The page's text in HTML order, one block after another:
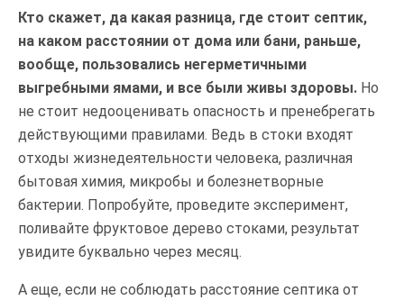
Кто скажет, да какая разница, где стоит септик,
на каком расстоянии от дома или бани, раньше,
вообще, пользовались негерметичными
выгребными ямами, и все были живы здоровы. Но
не стоит недооценивать опасность и пренебрегать
действующими правилами. Ведь в стоки входят
отходы жизнедеятельности человека, различная
бытовая химия, микробы и болезнетворные
бактерии. Попробуйте, проведите эксперимент,
поливайте фруктовое дерево стоками, результат
увидите буквально через месяц.
А еще, если не соблюдать расстояние септика от